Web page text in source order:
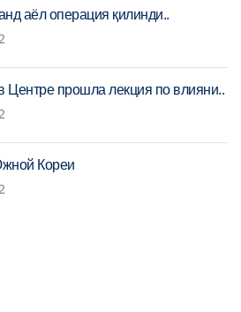
аёл операция қилинди..
Центре прошла лекция по влияни..
Кореи